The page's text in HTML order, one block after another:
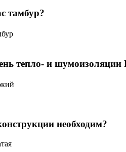
тамбур?
тепло- и шумоизоляции
необходим?